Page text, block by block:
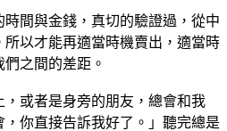
間與金錢，真切的驗證過，從中
以才能再適當時機賣出，適當時
之間的差距。
或者是身旁的朋友，總會和我
你直接告訴我好了。」聽完總是